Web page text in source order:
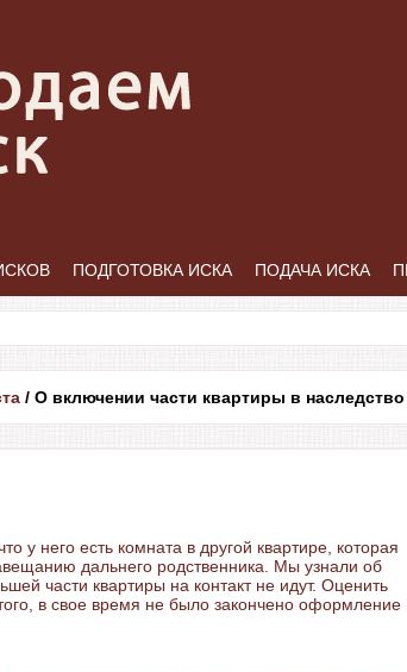
ПОДГОТОВКА ИСКА ПОДАЧА ИСКА
/ О включении части квартиры в наследство
у него есть комната в другой квартире, которая
дальнего родственника. Мы узнали об
части квартиры на контакт не идут. Оценить
в свое время не было закончено оформление